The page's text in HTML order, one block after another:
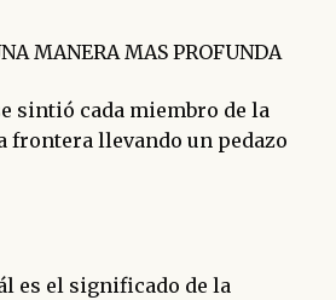
MANERA MAS PROFUNDA
sintió cada miembro de la
frontera llevando un pedazo
es el significado de la